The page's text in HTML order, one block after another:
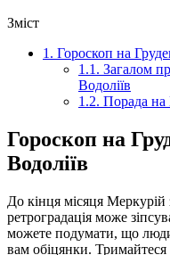
Зміст
1. Гороскоп на
1.1. Загалом
Водоліїв
1.2. Порада на
Гороскоп на
Водоліїв
До кінця місяця
ретроградація може
можете подумати, що
вам обіцянки.